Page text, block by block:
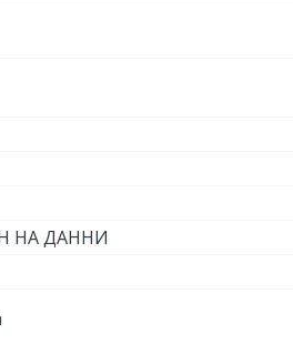
НА ДАННИ